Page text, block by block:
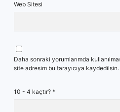
Web Sitesi
Daha sonraki yorumlarımda
site adresim bu tarayıcıya kaydedilsin.
10 - 4 kaçtır? *